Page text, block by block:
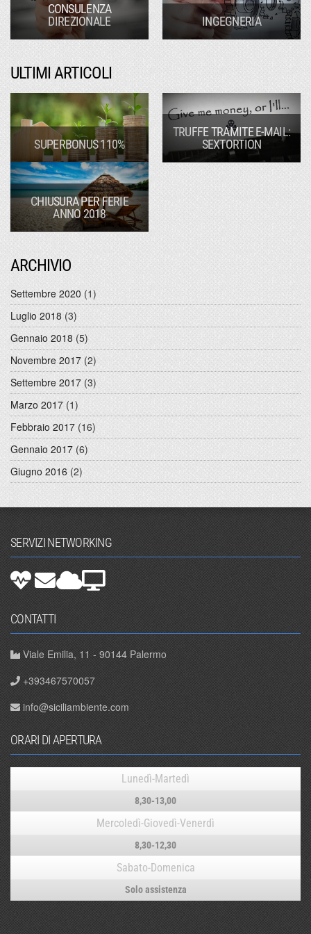
CONSULENZA
DIREZIONALE
INGEGNERIA
ULTIMI ARTICOLI
SUPERBONUS 110%
TRUFFE TRAMITE E-MAIL:
SEXTORTION
CHIUSURA PER FERIE
ANNO 2018
ARCHIVIO
Settembre 2020 (1)
Luglio 2018 (3)
Gennaio 2018 (5)
Novembre 2017 (2)
Settembre 2017 (3)
Marzo 2017 (1)
Febbraio 2017 (16)
Gennaio 2017 (6)
Giugno 2016 (2)
SERVIZI NETWORKING
CONTATTI
Viale Emilia, 11 - 90144 Palermo
+393467570057
info@siciliambiente.com
ORARI DI APERTURA
Lunedì-Martedì
8,30-13,00
Mercoledì-Giovedì-Venerdì
8,30-12,30
Sabato-Domenica
Solo assistenza